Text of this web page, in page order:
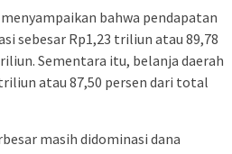
bahwa pendapatan
sebesar Rp1,23 triliun atau 89,78
Sementara itu, belanja daerah
atau 87,50 persen dari total
masih didominasi dana